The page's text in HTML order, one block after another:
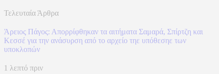
Τελευταία Άρθρα
Άρειος Πάγος: Απορρίφθηκαν τα αιτήματα Σαμαρά, Σπίρτζη και
Κεσσέ για την ανάσυρση από το αρχείο τηε υπόθεσηε των
υποκλοπών
1 λεπτό πριν